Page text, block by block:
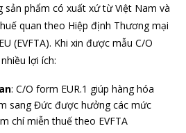
sản phẩm có xuất xứ từ Việt Nam và
quan theo Hiệp định Thương mại
(EVFTA). Khi xin được mẫu C/O
lợi ích:
: C/O form EUR.1 giúp hàng hóa
sang Đức được hưởng các mức
chí miễn thuế theo EVFTA